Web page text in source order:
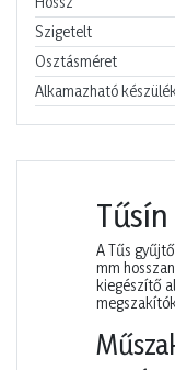
Szigetelt
Osztásméret
Alkamazható
Tűsín
A Tűs
mm
kiegészítő